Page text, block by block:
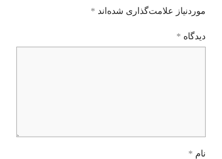
موردنیاز علامت‌گذاری شده‌اند *
دیدگاه *
نام *